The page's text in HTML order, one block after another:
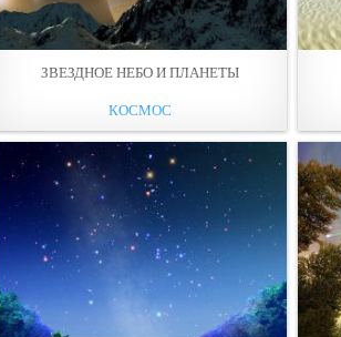
ЗВЕЗДНОЕ НЕБО И ПЛАНЕТЫ
КОСМОС